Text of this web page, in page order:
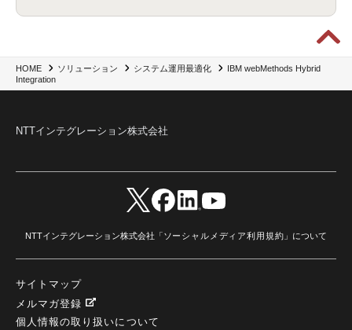
HOME ソリューション システム運用最適化
IBM webMethods Hybrid
Integration
NTTインテグレーション株式会社
NTTインテグレーション株式会社「ソーシャルメディア利用規約 」について
サイトマップ
メルマガ登録
個人情報の取り扱いについて